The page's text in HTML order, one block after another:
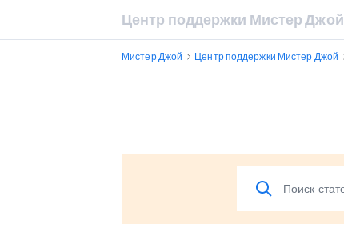
Центр поддержки Мистер Джой
Мистер Джой Центр поддержки Мистер Джой